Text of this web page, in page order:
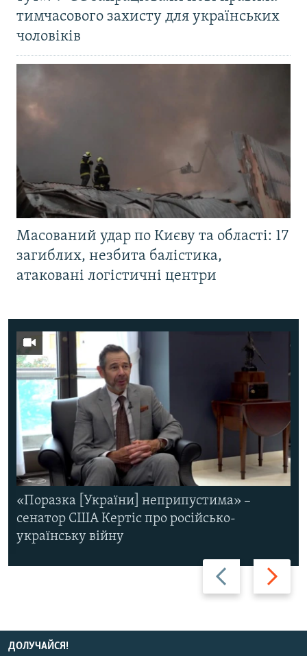
тимчасового захисту для українських
чоловіків
Масований удар по Києву та області: 17
загиблих, незбита балістика,
атаковані логістичні центри
Назад Вперед
«Поразка [України] неприпустима» –
сенатор США Кертіс про російсько-
українську війну
ДОЛУЧАЙСЯ!